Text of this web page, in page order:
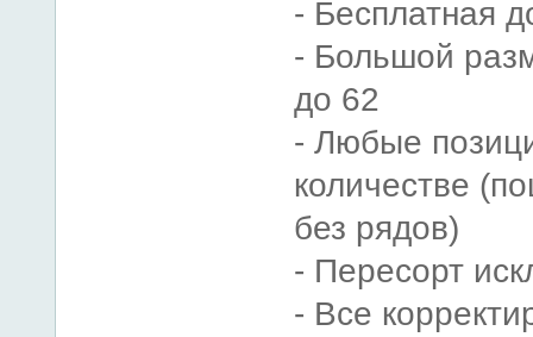
- Бесплатная
- Большой
до 62
- Любые
количестве
без рядов)
- Пересорт
- Все